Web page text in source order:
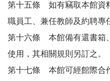
第十五條 如有竊取本館資
職員工、兼任教師及約聘專
第十六條 本館備有還書箱
使用，其相關規則另訂之。
第十七條 本館可經館際合